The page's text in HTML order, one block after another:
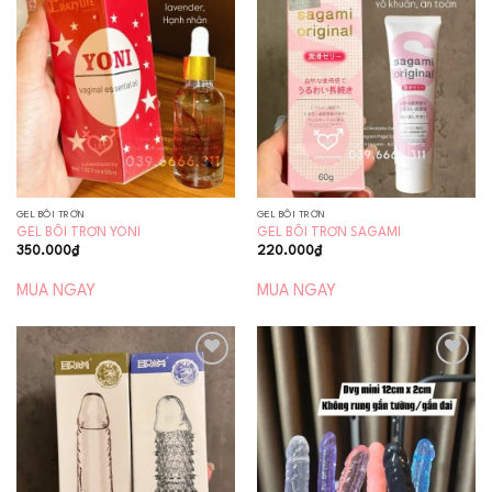
Add to
wishlist
GEL BÔI TRƠN
GEL BÔI TRƠN YONI
350.000₫
MUA NGAY
Add to
wishlist
GEL BÔI TRƠN
GEL BÔI TRƠN SAGAMI
220.000₫
MUA NGAY
Add to
wishlist
Add to
wishlist